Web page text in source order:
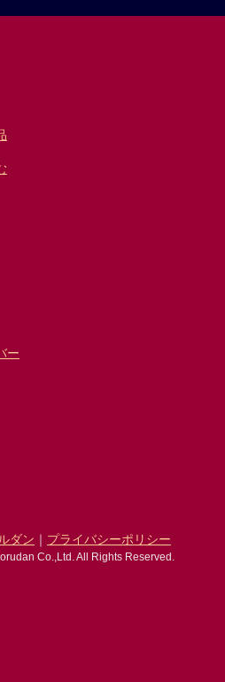
ー
ダン ｜ プライバシーポリシー
Co.,Ltd. All Rights Reserved.